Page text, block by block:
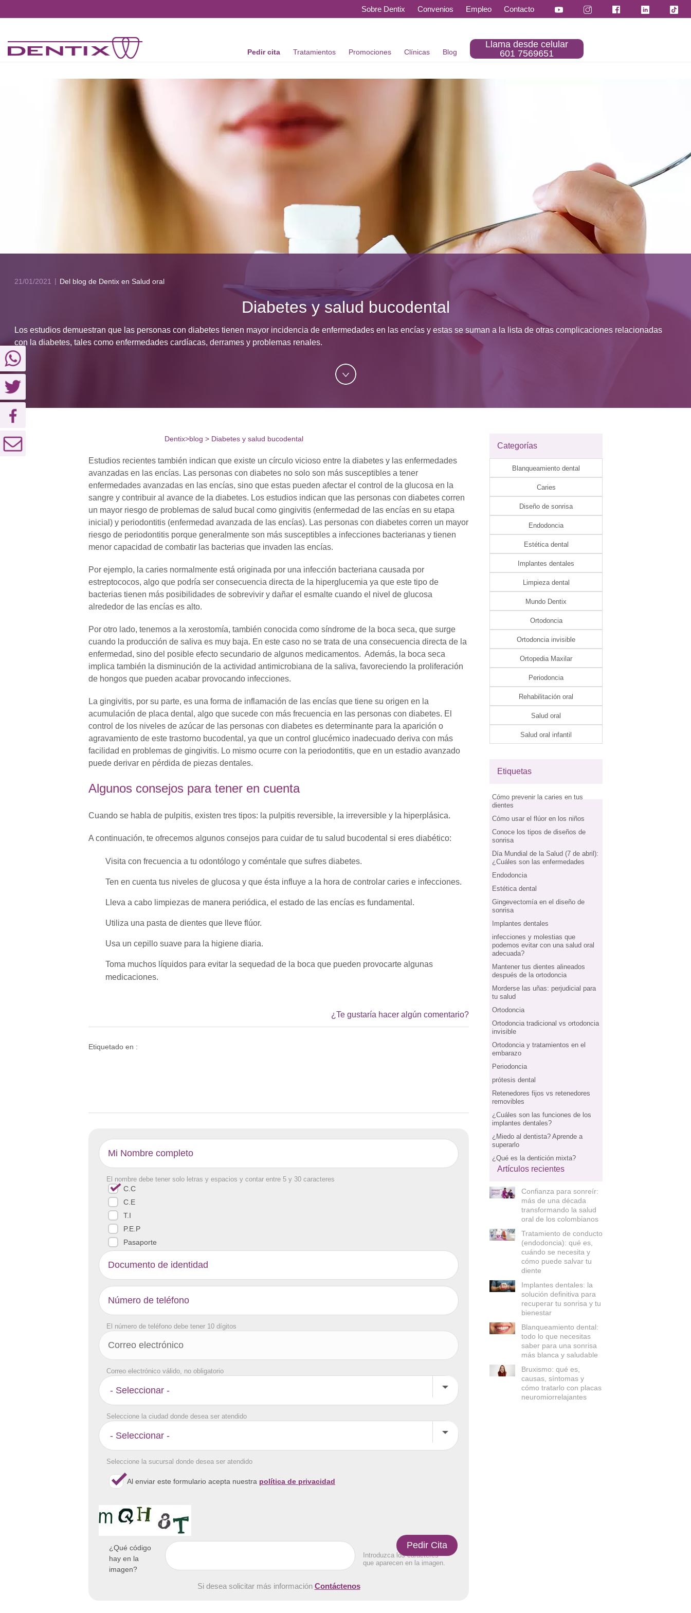
Sobre Dentix Convenios Empleo Contacto
Llama desde celular
601 7569651
Pedir cita Tratamientos Promociones Clínicas Blog
21/01/2021 Del blog de Dentix en Salud oral
Diabetes y salud bucodental
Los estudios demuestran que las personas con diabetes tienen mayor incidencia de enfermedades en las encías y estas se suman a la lista de otras complicaciones relacionadas
con la diabetes, tales como enfermedades cardíacas, derrames y problemas renales.
Dentix>blog > Diabetes y salud bucodental
Estudios recientes también indican que existe un círculo vicioso entre la diabetes y las enfermedades
avanzadas en las encías. Las personas con diabetes no solo son más susceptibles a tener
enfermedades avanzadas en las encías, sino que estas pueden afectar el control de la glucosa en la
sangre y contribuir al avance de la diabetes. Los estudios indican que las personas con diabetes corren
un mayor riesgo de problemas de salud bucal como gingivitis (enfermedad de las encías en su etapa
inicial) y periodontitis (enfermedad avanzada de las encías). Las personas con diabetes corren un mayor
riesgo de periodontitis porque generalmente son más susceptibles a infecciones bacterianas y tienen
menor capacidad de combatir las bacterias que invaden las encías.
Por ejemplo, la caries normalmente está originada por una infección bacteriana causada por
estreptococos, algo que podría ser consecuencia directa de la hiperglucemia ya que este tipo de
bacterias tienen más posibilidades de sobrevivir y dañar el esmalte cuando el nivel de glucosa
alrededor de las encías es alto.
Por otro lado, tenemos a la xerostomía, también conocida como síndrome de la boca seca, que surge
cuando la producción de saliva es muy baja. En este caso no se trata de una consecuencia directa de la
enfermedad, sino del posible efecto secundario de algunos medicamentos. Además, la boca seca
implica también la disminución de la actividad antimicrobiana de la saliva, favoreciendo la proliferación
de hongos que pueden acabar provocando infecciones.
La gingivitis, por su parte, es una forma de inflamación de las encías que tiene su origen en la
acumulación de placa dental, algo que sucede con más frecuencia en las personas con diabetes. El
control de los niveles de azúcar de las personas con diabetes es determinante para la aparición o
agravamiento de este trastorno bucodental, ya que un control glucémico inadecuado deriva con más
facilidad en problemas de gingivitis. Lo mismo ocurre con la periodontitis, que en un estadio avanzado
puede derivar en pérdida de piezas dentales.
Algunos consejos para tener en cuenta
Cuando se habla de pulpitis, existen tres tipos: la pulpitis reversible, la irreversible y la hiperplásica.
A continuación, te ofrecemos algunos consejos para cuidar de tu salud bucodental si eres diabético:
Visita con frecuencia a tu odontólogo y coméntale que sufres diabetes.
Ten en cuenta tus niveles de glucosa y que ésta influye a la hora de controlar caries e infecciones.
Lleva a cabo limpiezas de manera periódica, el estado de las encías es fundamental.
Utiliza una pasta de dientes que lleve flúor.
Usa un cepillo suave para la higiene diaria.
Toma muchos líquidos para evitar la sequedad de la boca que pueden provocarte algunas
medicaciones.
¿Te gustaría hacer algún comentario?
Etiquetado en :
El nombre debe tener solo letras y espacios y contar entre 5 y 30 caracteres
C.C
C.E
T.I
P.E.P
Pasaporte
El número de teléfono debe tener 10 dígitos
Correo electrónico válido, no obligatorio
Seleccione la ciudad donde desea ser atendido
Seleccione la sucursal donde desea ser atendido
Al enviar este formulario acepta nuestra política de privacidad
¿Qué código
hay en la
imagen?
Introduzca los caracteres
que aparecen en la imagen.
Si desea solicitar más información Contáctenos
Categorías
Blanqueamiento dental
Caries
Diseño de sonrisa
Endodoncia
Estética dental
Implantes dentales
Limpieza dental
Mundo Dentix
Ortodoncia
Ortodoncia invisible
Ortopedia Maxilar
Periodoncia
Rehabilitación oral
Salud oral
Salud oral infantil
Etiquetas
Cómo prevenir la caries en tus
dientes
Cómo usar el flúor en los niños
Conoce los tipos de diseños de
sonrisa
Día Mundial de la Salud (7 de abril):
¿Cuáles son las enfermedades
Endodoncia
Estética dental
Gingevectomía en el diseño de
sonrisa
Implantes dentales
infecciones y molestias que
podemos evitar con una salud oral
adecuada?
Mantener tus dientes alineados
después de la ortodoncia
Morderse las uñas: perjudicial para
tu salud
Ortodoncia
Ortodoncia tradicional vs ortodoncia
invisible
Ortodoncia y tratamientos en el
embarazo
Periodoncia
prótesis dental
Retenedores fijos vs retenedores
removibles
¿Cuáles son las funciones de los
implantes dentales?
¿Miedo al dentista? Aprende a
superarlo
¿Qué es la dentición mixta?
Artículos recientes
Confianza para sonreír:
más de una década
transformando la salud
oral de los colombianos
Tratamiento de conducto
(endodoncia): qué es,
cuándo se necesita y
cómo puede salvar tu
diente
Implantes dentales: la
solución definitiva para
recuperar tu sonrisa y tu
bienestar
Blanqueamiento dental:
todo lo que necesitas
saber para una sonrisa
más blanca y saludable
Bruxismo: qué es,
causas, síntomas y
cómo tratarlo con placas
neuromiorrelajantes